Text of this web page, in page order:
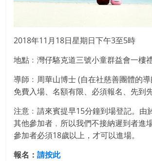
2018年11月18日星期日下午3至5時
地點﹕灣仔駱克道三號小童群益會一樓禮
導師﹕周華山博士 (自在社慈善團體的導
免費入場、名額有限、必須報名、先到先
注意﹕請來賓提早15分鐘到場登記。由
其他參加者﹐所以我們不接納遲到者進
參加者必須18歲以上，才可以進場。
報名：請按此